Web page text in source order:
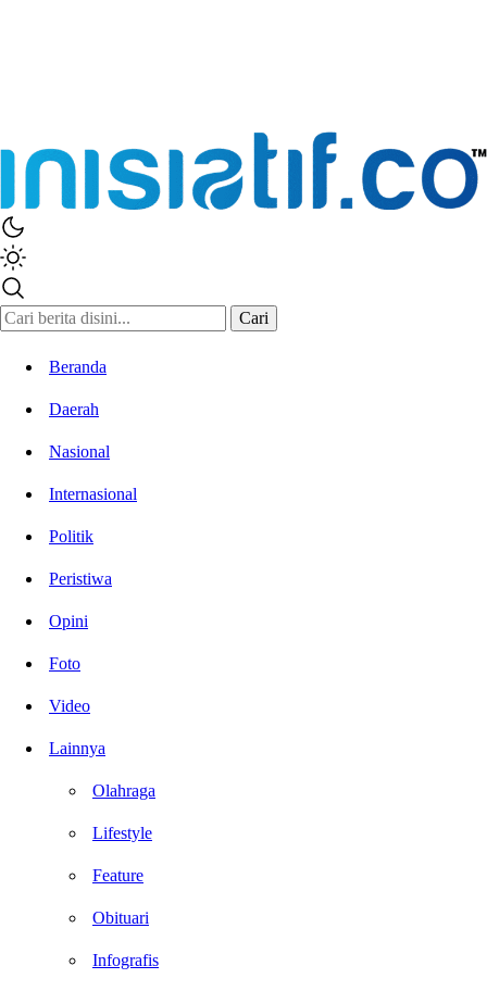
Cari
Beranda
Daerah
Nasional
Internasional
Politik
Peristiwa
Opini
Foto
Video
Lainnya
Olahraga
Lifestyle
Feature
Obituari
Infografis